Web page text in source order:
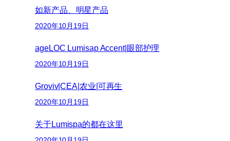
如新产品、明星产品
2020年10月19日
ageLOC Lumisap Accent|眼部护理
2020年10月19日
Groviv|CEA|农业|可再生
2020年10月19日
关于Lumispa的都在这里